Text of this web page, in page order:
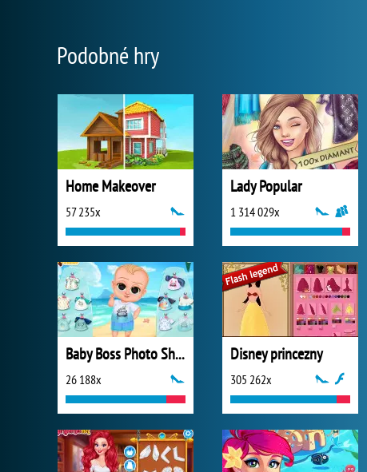
Podobné hry
Home Makeover
57 235x
Lady Popular
1 314 029x
Baby Boss Photo Shoot
26 188x
Disney princezny
305 262x